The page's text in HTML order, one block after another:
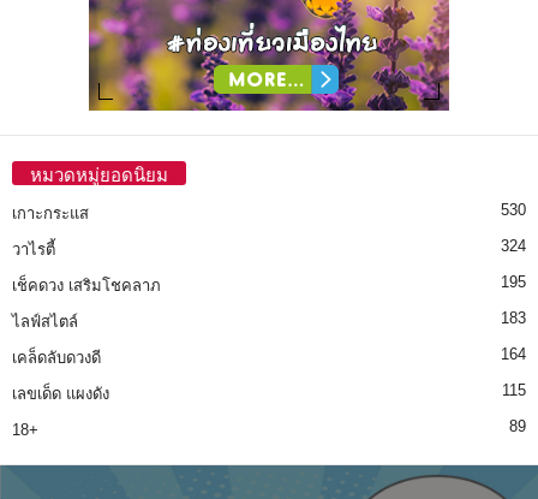
หมวดหมู่ยอดนิยม
เกาะกระแส 530
วาไรตี้ 324
เช็คดวง เสริมโชคลาภ 195
ไลฟ์สไตล์ 183
เคล็ดลับดวงดี 164
เลขเด็ด แผงดัง 115
18+ 89